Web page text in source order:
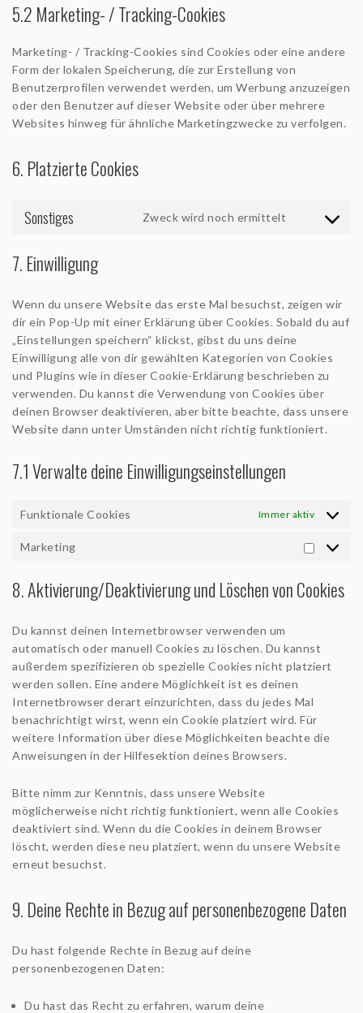
5.2 Marketing- / Tracking-Cookies
Marketing- / Tracking-Cookies sind Cookies oder eine andere
Form der lokalen Speicherung, die zur Erstellung von
Benutzerprofilen verwendet werden, um Werbung anzuzeigen
oder den Benutzer auf dieser Website oder über mehrere
Websites hinweg für ähnliche Marketingzwecke zu verfolgen.
6. Platzierte Cookies
Sonstiges Zweck wird noch ermittelt
Consent
7. Einwilligung
Wenn du unsere Website das erste Mal besuchst, zeigen wir
dir ein Pop-Up mit einer Erklärung über Cookies. Sobald du auf
„Einstellungen speichern“ klickst, gibst du uns deine
Einwilligung alle von dir gewählten Kategorien von Cookies
und Plugins wie in dieser Cookie-Erklärung beschrieben zu
verwenden. Du kannst die Verwendung von Cookies über
deinen Browser deaktivieren, aber bitte beachte, dass unsere
Website dann unter Umständen nicht richtig funktioniert.
7.1 Verwalte deine Einwilligungseinstellungen
Funktionale Cookies Immer aktiv
Marketing
8. Aktivierung/Deaktivierung und Löschen von Cookies
Du kannst deinen Internetbrowser verwenden um
automatisch oder manuell Cookies zu löschen. Du kannst
außerdem spezifizieren ob spezielle Cookies nicht platziert
werden sollen. Eine andere Möglichkeit ist es deinen
Internetbrowser derart einzurichten, dass du jedes Mal
benachrichtigt wirst, wenn ein Cookie platziert wird. Für
weitere Information über diese Möglichkeiten beachte die
Anweisungen in der Hilfesektion deines Browsers.
Bitte nimm zur Kenntnis, dass unsere Website
möglicherweise nicht richtig funktioniert, wenn alle Cookies
deaktiviert sind. Wenn du die Cookies in deinem Browser
löscht, werden diese neu platziert, wenn du unsere Website
erneut besuchst.
9. Deine Rechte in Bezug auf personenbezogene Daten
Du hast folgende Rechte in Bezug auf deine
personenbezogenen Daten:
Du hast das Recht zu erfahren, warum deine